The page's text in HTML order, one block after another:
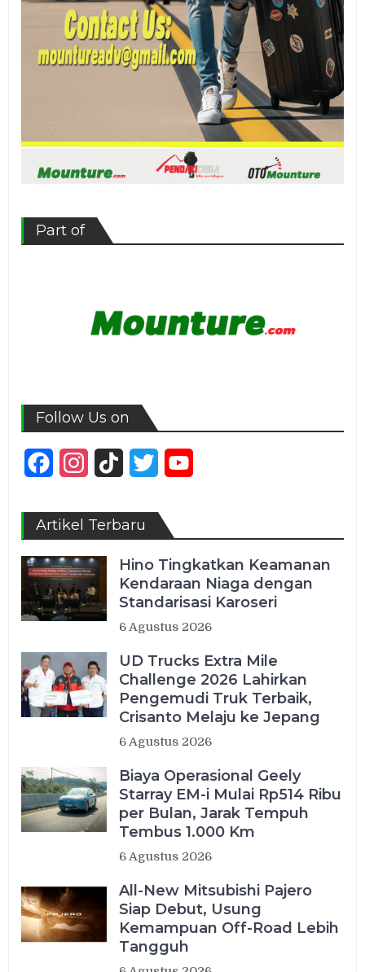
Part of
Follow Us on
FacebookInstagram
TikTok Twitter
Artikel Terbaru
Hino Tingkatkan Keamanan
Kendaraan Niaga dengan
Standarisasi Karoseri
6 Agustus 2026
UD Trucks Extra Mile
Challenge 2026 Lahirkan
Pengemudi Truk Terbaik,
Crisanto Melaju ke Jepang
6 Agustus 2026
Biaya Operasional Geely
Starray EM-i Mulai Rp514 Ribu
per Bulan, Jarak Tempuh
Tembus 1.000 Km
6 Agustus 2026
All-New Mitsubishi Pajero
Siap Debut, Usung
Kemampuan Off-Road Lebih
Tangguh